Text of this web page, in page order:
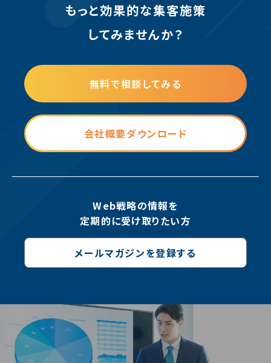
もっと効果的な集客施策
してみませんか？
無料で相談してみる
会社概要ダウンロード
Web戦略の情報を
定期的に受け取りたい方
メールマガジンを登録する